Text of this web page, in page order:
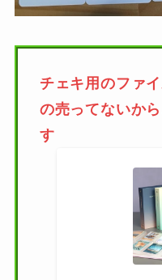
チェキ用のファ
の売ってないか
す